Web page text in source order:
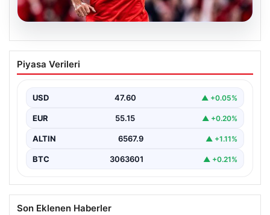
05.08.2026
Fenerbahçe’den hücum hattına dev
hamle! Benfica’nın gol makinesi
Piyasa Verileri
USD 47.60 ▲ +0.05%
EUR 55.15 ▲ +0.20%
ALTIN 6567.9 ▲ +1.11%
BTC 3063601 ▲ +0.21%
Son Eklenen Haberler